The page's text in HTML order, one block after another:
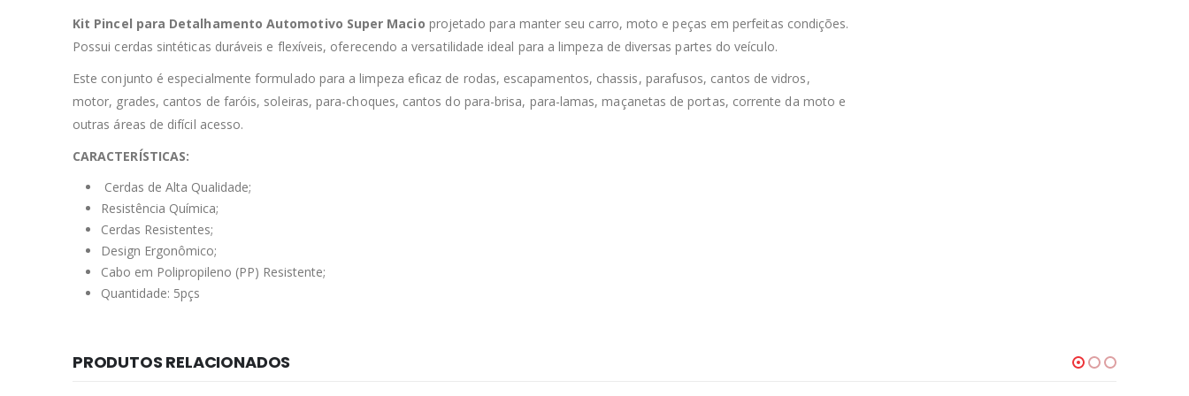
Kit Pincel para Detalhamento Automotivo Super Macio projetado para manter seu carro, moto e peças em perfeitas condições.
Possui cerdas sintéticas duráveis e flexíveis, oferecendo a versatilidade ideal para a limpeza de diversas partes do veículo.
Este conjunto é especialmente formulado para a limpeza eficaz de rodas, escapamentos, chassis, parafusos, cantos de vidros,
motor, grades, cantos de faróis, soleiras, para-choques, cantos do para-brisa, para-lamas, maçanetas de portas, corrente da moto e
outras áreas de difícil acesso.
CARACTERÍSTICAS:
Cerdas de Alta Qualidade;
Resistência Química;
Cerdas Resistentes;
Design Ergonômico;
Cabo em Polipropileno (PP) Resistente;
Quantidade: 5pçs
PRODUTOS RELACIONADOS